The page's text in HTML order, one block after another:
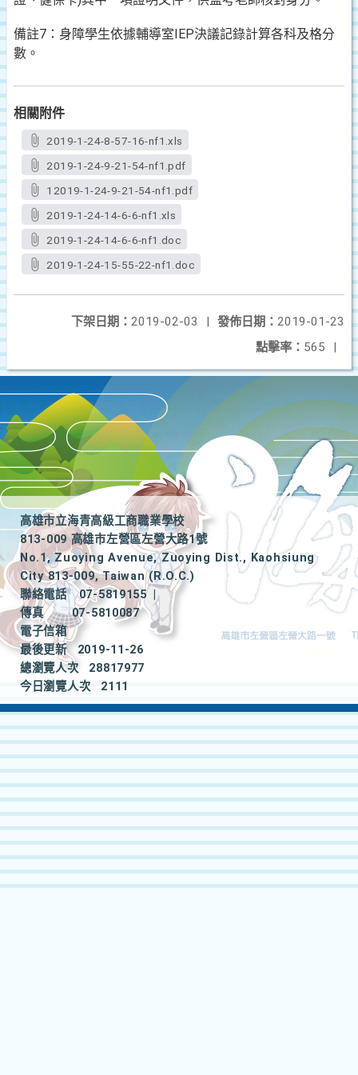
備註7：身障學生依據輔導室IEP決議記錄計算各科及格分
數。
相關附件
2019-1-24-8-57-16-nf1.xls
2019-1-24-9-21-54-nf1.pdf
12019-1-24-9-21-54-nf1.pdf
2019-1-24-14-6-6-nf1.xls
2019-1-24-14-6-6-nf1.doc
2019-1-24-15-55-22-nf1.doc
發佈日期： 2019-01-23
下架日期： 2019-02-03
|
點擊率： 565 |
高雄市立海青高級工商職業學校
813-009 高雄市左營區左營大路1號
No.1, Zuoying Avenue, Zuoying Dist., Kaohsiung
City 813-009, Taiwan (R.O.C.)
聯絡電話
07-5819155
|
傳真
07-5810087
電子信箱
最後更新
2019-11-26
總瀏覽人次
28817977
今日瀏覽人次
2111